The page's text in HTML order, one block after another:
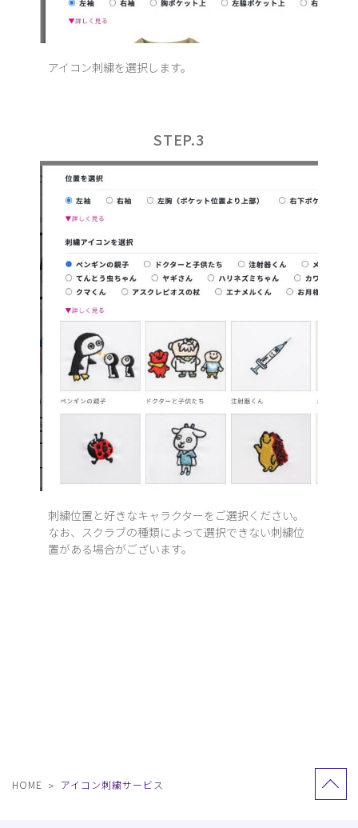
アイコン刺繍を選択します。
STEP.3
刺繍位置と好きなキャラクターをご選択ください。
なお、スクラブの種類によって選択できない刺繍位
置がある場合がございます。
HOME アイコン刺繍サービス